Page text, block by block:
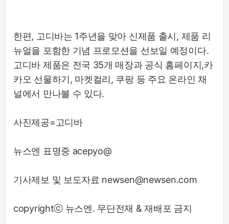
한편, 고디바는 1주년을 맞아 신제품 출시, 제품 리
뉴얼을 포함한 기념 프로모션을 선보일 예정이다.
고디바 제품은 전국 35개 매장과 공식 홈페이지,카
카오 선물하기, 마켓컬리, 쿠팡 등 주요 온라인 채
널에서 만나볼 수 있다.
사진제공=고디바
뉴스엔 표명중 acepyo@
기사제보 및 보도자료 newsen@newsen.com
copyrightⓒ 뉴스엔. 무단전재 & 재배포 금지